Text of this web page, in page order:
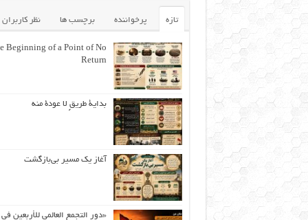
تازه پرخواننده برچسب ها نظر کاربران
Beginning of a Point of No
Return
بداية طريقٍ لا عودة منه
آغاز یک مسیر بی‌بازگشت
«دور التجمع العالمي للأربعين في